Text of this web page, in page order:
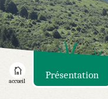
accueil
Présentation